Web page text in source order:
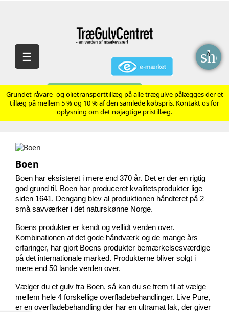
AVANCERET SØGNING
0
Skift
navigation
☰
Grundet råvare- og olietransporttillæg på alle trægulve pålægges der et
tillæg på mellem 5 % og 10 % af den samlede købspris. Kontakt os for
oplysning om det nøjagtige pristillæg.
Boen
Boen har eksisteret i mere end 370 år. Det er der en rigtig
god grund til. Boen har produceret kvalitetsprodukter lige
siden 1641. Dengang blev al produktionen håndteret på 2
små savværker i det naturskønne Norge.
Boens produkter er kendt og vellidt verden over.
Kombinationen af det gode håndværk og de mange års
erfaringer, har gjort Boens produkter bemærkelsesværdige
på det internationale marked. Produkterne bliver solgt i
mere end 50 lande verden over.
Vælger du et gulv fra Boen, så kan du se frem til at vælge
mellem hele 4 forskellige overfladebehandlinger. Live Pure,
er en overfladebehandling der har en ultramat lak, der giver